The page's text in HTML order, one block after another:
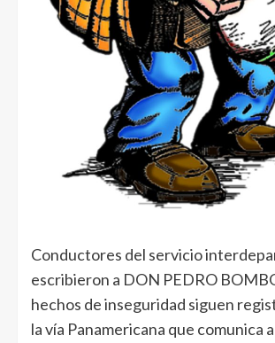
Conductores del servicio
escribieron a DON PEDRO
hechos de inseguridad siguen
la vía Panamericana que comunica